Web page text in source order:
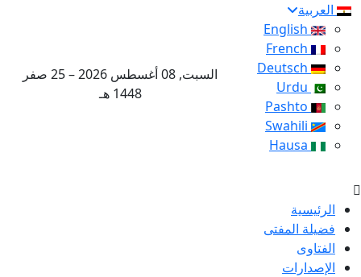
العربية
السبت, 08 أغسطس 2026 – 25 صفر
1448 هـ
الرئيسية
فضيلة المفتى
الفتاوى
الإصدارات